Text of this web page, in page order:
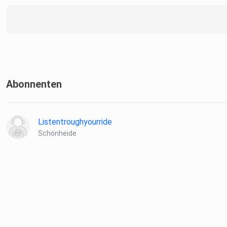
Abonnenten
Listentroughyourride
Schönheide